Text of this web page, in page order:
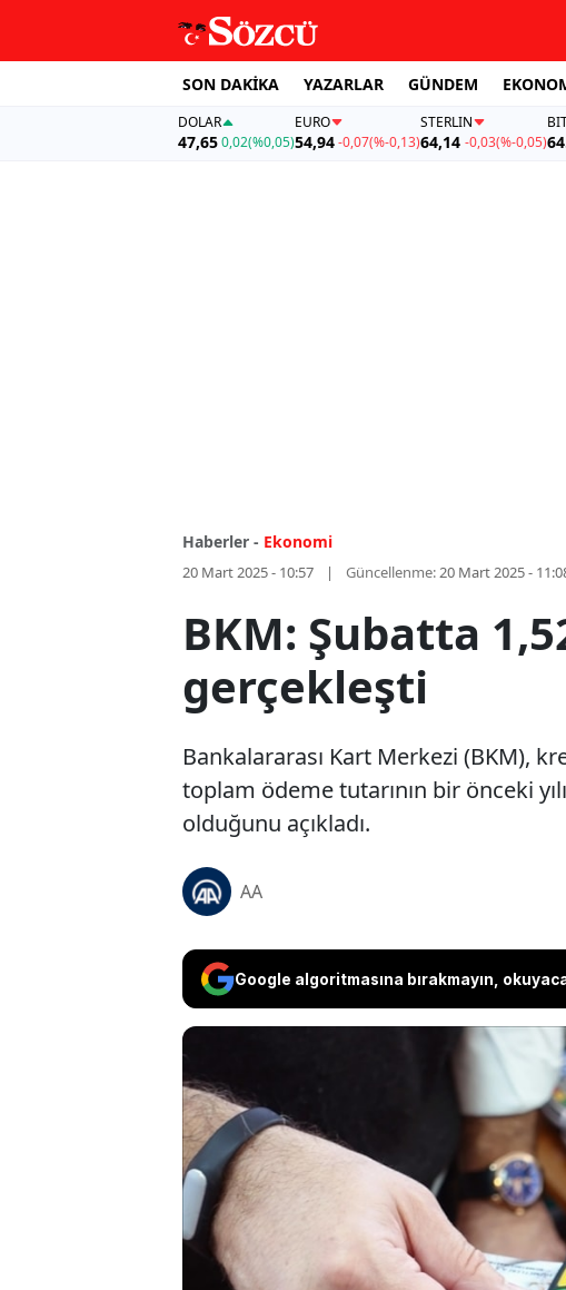
SON DAKİKA YAZARLAR GÜNDEM
DOLAR
47,650,02(%0,05)
EURO
54,94 -0,07(%-0,13)
STERLIN
64,14 -0,03(%-0,05)
Haberler - Ekonomi
20 Mart 2025 - 10:57 Güncellenme:20 Mart 2025 -
BKM: Şubatta
gerçekleşti
Bankalararası Kart Merkezi (BKM),
toplam ödeme tutarının bir önceki
olduğunu açıkladı.
AA
Google algoritmasına bırakmayın,
Bankalararası Kart
ve ön ödemeli
tutarının bir önceki
göstererek 1.522,8